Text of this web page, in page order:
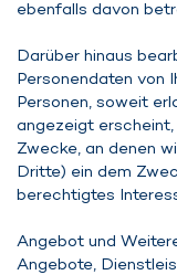
ebenfalls davon
Darüber hinaus
Personendaten von
Personen, soweit
angezeigt
Zwecke, an denen
Dritte) ein dem
berechtigtes
Angebot und
Angebote,